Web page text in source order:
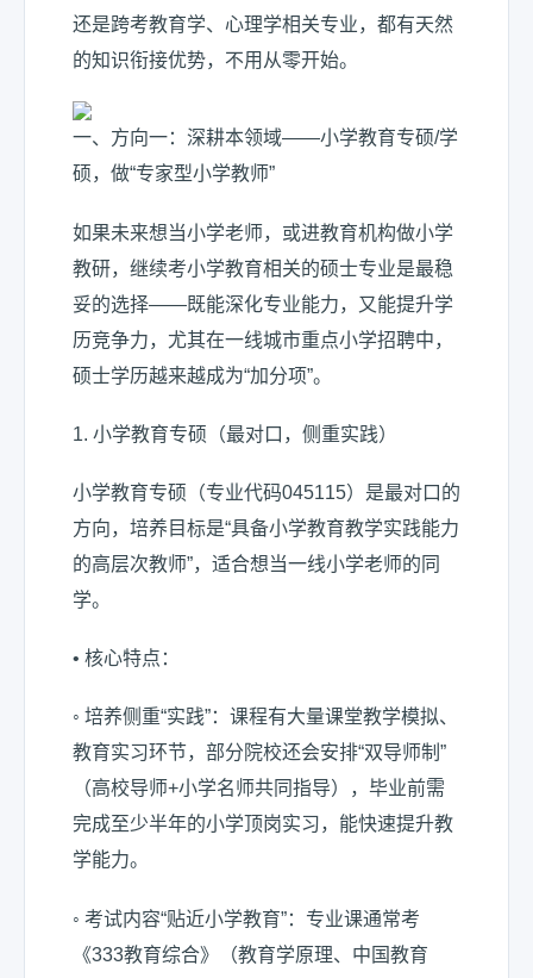
还是跨考教育学、心理学相关专业，都有天然
的知识衔接优势，不用从零开始。
一、方向一：深耕本领域——小学教育专硕/学
硕，做“专家型小学教师”
如果未来想当小学老师，或进教育机构做小学
教研，继续考小学教育相关的硕士专业是最稳
妥的选择——既能深化专业能力，又能提升学
历竞争力，尤其在一线城市重点小学招聘中，
硕士学历越来越成为“加分项”。
1. 小学教育专硕（最对口，侧重实践）
小学教育专硕（专业代码045115）是最对口的
方向，培养目标是“具备小学教育教学实践能力
的高层次教师”，适合想当一线小学老师的同
学。
• 核心特点：
◦ 培养侧重“实践”：课程有大量课堂教学模拟、
教育实习环节，部分院校还会安排“双导师制”
（高校导师+小学名师共同指导），毕业前需
完成至少半年的小学顶岗实习，能快速提升教
学能力。
◦ 考试内容“贴近小学教育”：专业课通常考
《333教育综合》（教育学原理、中国教育